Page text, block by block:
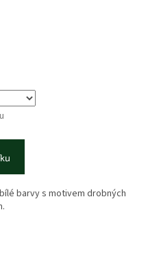
barvy s motivem drobných